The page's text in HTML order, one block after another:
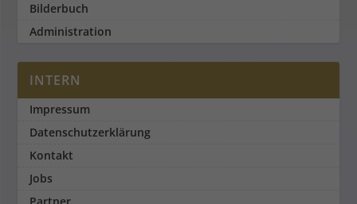
Bilderbuch
Administration
INTERN
Impressum
Datenschutzerklärung
Kontakt
Jobs